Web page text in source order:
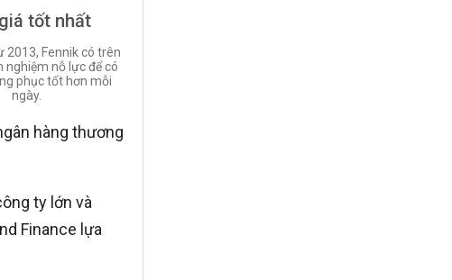
tốt nhất
2013, Fennik có trên
nghiệm nỗ lực để có
phục tốt hơn mỗi
ngày.
hàng thương
ty lớn và
Finance lựa